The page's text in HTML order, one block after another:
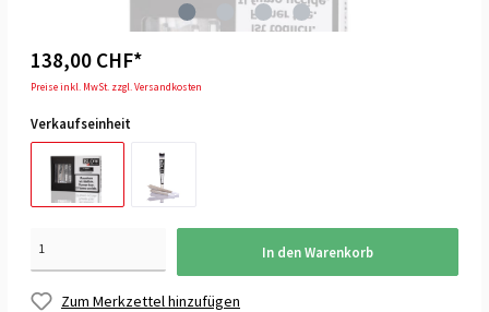
138,00 CHF*
Preise inkl. MwSt. zzgl. Versandkosten
Verkaufseinheit
In den Warenkorb
Zum Merkzettel hinzufügen